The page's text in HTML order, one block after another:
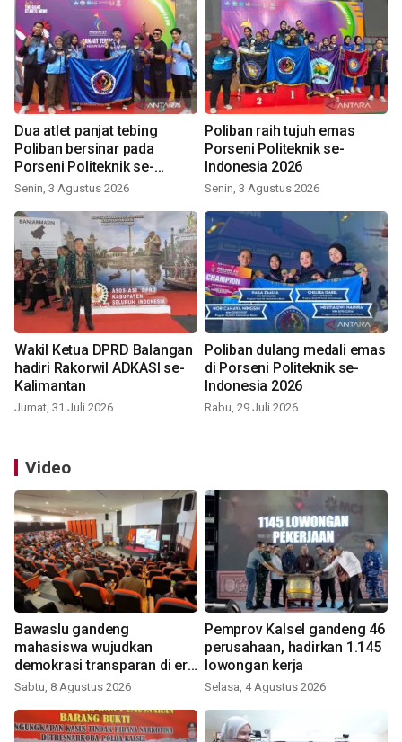
Dua atlet panjat tebing
Poliban bersinar pada
Porseni Politeknik se-
Indonesia 2026
Senin, 3 Agustus 2026
Poliban raih tujuh emas
Porseni Politeknik se-
Indonesia 2026
Senin, 3 Agustus 2026
Wakil Ketua DPRD Balangan
hadiri Rakorwil ADKASI se-
Kalimantan
Jumat, 31 Juli 2026
Poliban dulang medali emas
di Porseni Politeknik se-
Indonesia 2026
Rabu, 29 Juli 2026
Video
Bawaslu gandeng
mahasiswa wujudkan
demokrasi transparan di era
digital
Sabtu, 8 Agustus 2026
Pemprov Kalsel gandeng 46
perusahaan, hadirkan 1.145
lowongan kerja
Selasa, 4 Agustus 2026